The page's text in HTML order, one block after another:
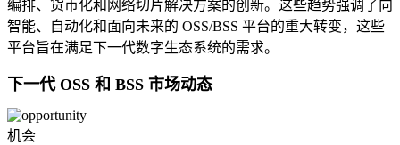
编排、货币化和网络切片解决方案的创新。这些趋势强调了向
智能、自动化和面向未来的 OSS/BSS 平台的重大转变，这些
平台旨在满足下一代数字生态系统的需求。
下一代 OSS 和 BSS 市场动态
机会